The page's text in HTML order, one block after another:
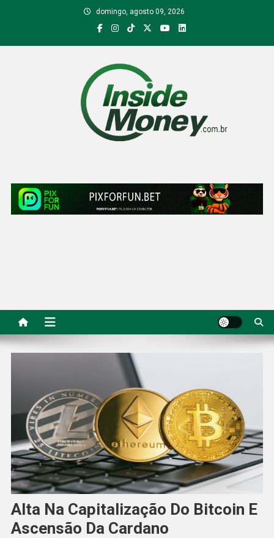
domingo, agosto 09, 2026
Inside Money
Alta Na Capitalização Do Bitcoin E
Ascensão Da Cardano